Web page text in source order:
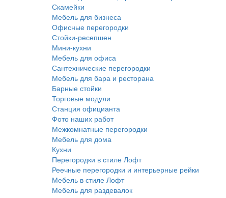
Скамейки
Мебель для бизнеса
Офисные перегородки
Стойки-ресепшен
Мини-кухни
Мебель для офиса
Сантехнические перегородки
Мебель для бара и ресторана
Барные стойки
Торговые модули
Станция официанта
Фото наших работ
Межкомнатные перегородки
Мебель для дома
Кухни
Перегородки в стиле Лофт
Реечные перегородки и интерьерные рейки
Мебель в стиле Лофт
Мебель для раздевалок